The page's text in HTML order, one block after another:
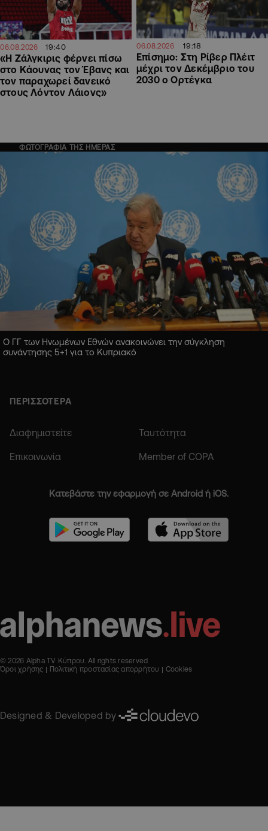
06.08.2026 19:40
«Η Ζάλγκιρις φέρνει πίσω
στο Κάουνας τον Έβανς και
τον παραχωρεί δανεικό
στους Λόντον Λάιονς»
06.08.2026 19:18
Επίσημο: Στη Ρίβερ Πλέιτ
μέχρι τον Δεκέμβριο του
2030 ο Ορτέγκα
ΦΩΤΟΓΡΑΦΙΑ ΤΗΣ ΗΜΕΡΑΣ
Ο ΓΓ των Ηνωμένων Εθνών ανακοινώνει την σύγκληση
συνάντησης 5+1 για το Κυπριακό
ΠΕΡΙΣΣΟΤΕΡΑ
Διαφημιστείτε Ταυτότητα
Επικοινωνία Member of COPA
Κατεβάστε την εφαρμογή σε Android ή iOS.
© 2026 Alpha TV Κύπρου. All rights reserved
Όροι χρήσης
Πολιτική προστασίας απορρήτου Cookies
Designed & Developed by